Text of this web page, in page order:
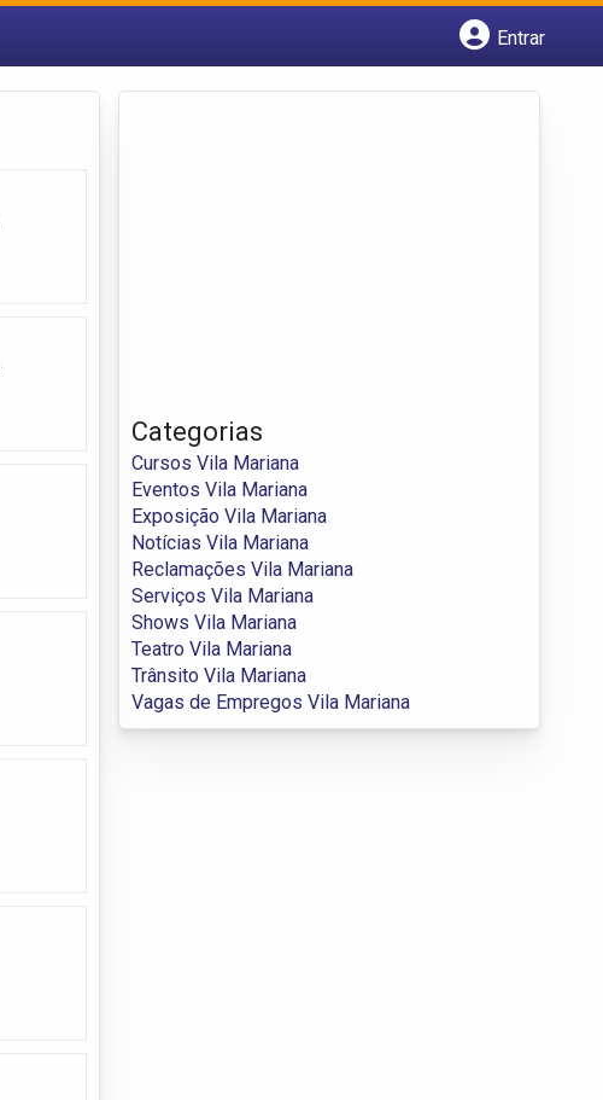
Entrar
Categorias
Cursos Vila Mariana
Eventos Vila Mariana
Exposição Vila Mariana
Notícias Vila Mariana
Reclamações Vila Mariana
Serviços Vila Mariana
Shows Vila Mariana
Teatro Vila Mariana
Trânsito Vila Mariana
Vagas de Empregos Vila Mariana